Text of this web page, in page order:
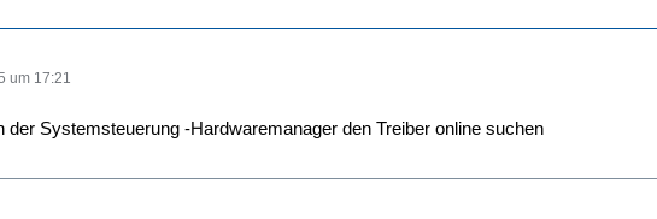
um 17:21
der Systemsteuerung -Hardwaremanager den Treiber online suchen